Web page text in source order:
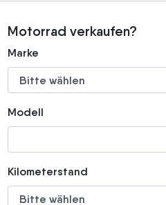
Motorrad verkaufen?
Marke
Modell
Kilometerstand